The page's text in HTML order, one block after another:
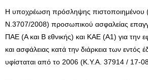
Η υποχρέωση πρόσληψης πιστοποιημένου
Ν.3707/2008) προσωπικού ασφαλείας
ΠΑΕ (Α και Β εθνικής) και ΚΑΕ (Α1) για την
και ασφάλειας κατά την διάρκεια των εντός
υφίσταται από το 2006 (Κ.Υ.Α. 37914 / 17-